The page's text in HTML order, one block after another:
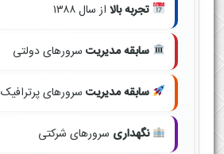
تجربه بالا از سال ۱۳۸۸
سابقه مدیریت سرورهای دولتی
سابقه مدیریت سرورهای پرترافیک
نگهداری سرورهای شرکتی